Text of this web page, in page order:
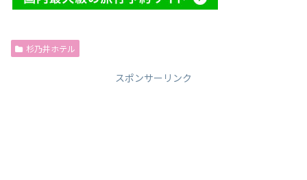
杉乃井ホテル
スポンサーリンク